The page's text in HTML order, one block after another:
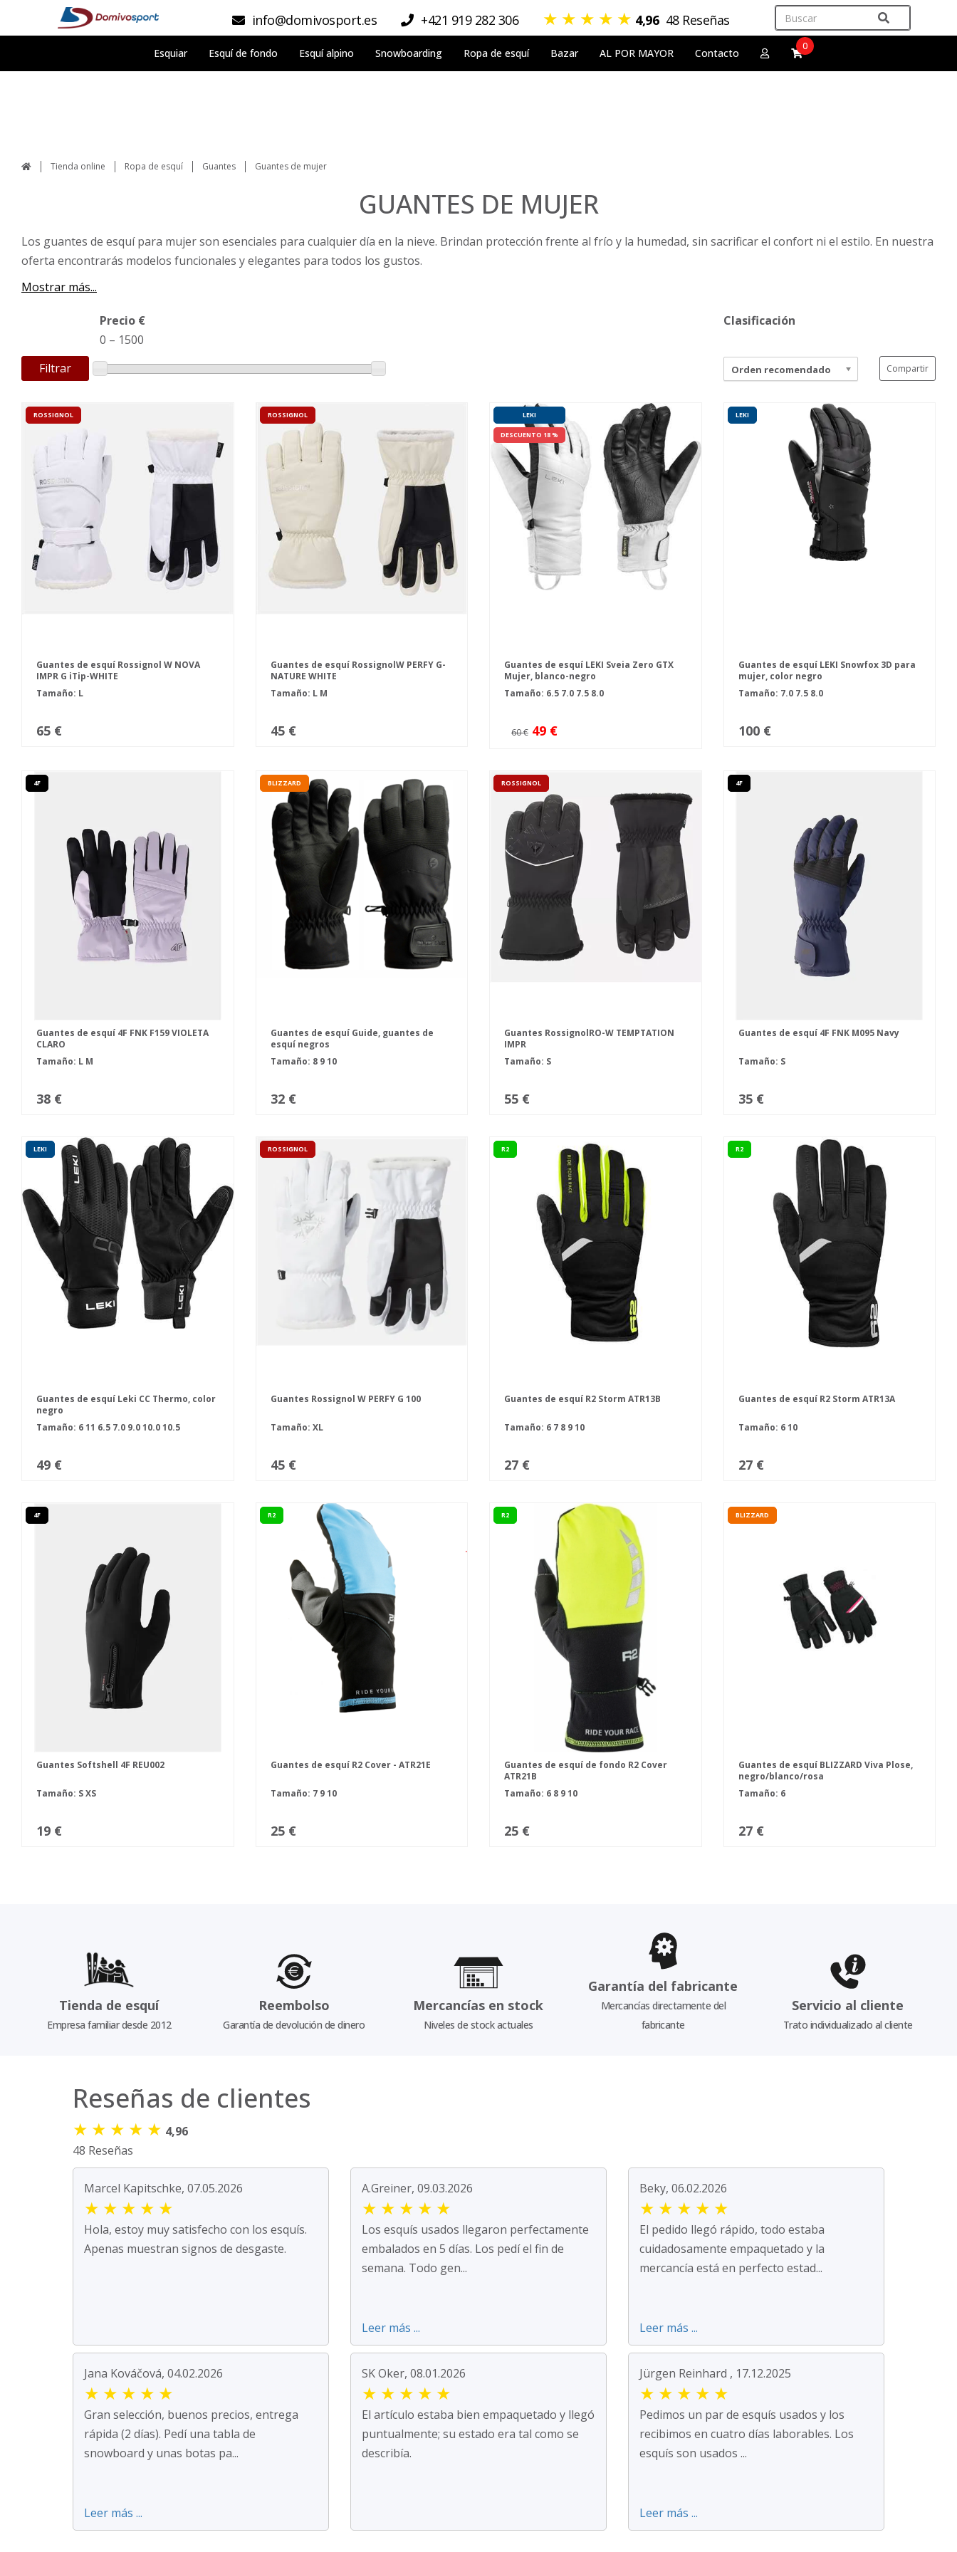
info@domivosport.es +421 919 282 306 ★ ★ ★ ★ ★ 4,96 48 Reseñas
Esquiar Esquí de fondo Esquí alpino Snowboarding Ropa de esquí Bazar AL POR MAYOR Contacto
0
Tienda online Ropa de esquí Guantes Guantes de mujer
GUANTES DE MUJER
Los guantes de esquí para mujer son esenciales para cualquier día en la nieve. Brindan protección frente al frío y la humedad, sin sacrificar el confort ni el estilo. En nuestra
oferta encontrarás modelos funcionales y elegantes para todos los gustos.
Mostrar más...
Filtrar
Precio €
0 – 1500
Clasificación
Orden recomendado Compartir
ROSSIGNOL
Guantes de esquí Rossignol W NOVA
IMPR G iTip-WHITE
Tamaño: L
65 €
ROSSIGNOL
Guantes de esquí RossignolW PERFY G-
NATURE WHITE
Tamaño: L M
45 €
LEKI
DESCUENTO 18 %
Guantes de esquí LEKI Sveia Zero GTX
Mujer, blanco-negro
Tamaño: 6.5 7.0 7.5 8.0
60 € 49 €
LEKI
Guantes de esquí LEKI Snowfox 3D para
mujer, color negro
Tamaño: 7.0 7.5 8.0
100 €
4F
Guantes de esquí 4F FNK F159 VIOLETA
CLARO
Tamaño: L M
38 €
BLIZZARD
Guantes de esquí Guide, guantes de
esquí negros
Tamaño: 8 910
32 €
ROSSIGNOL
Guantes RossignolRO-W TEMPTATION
IMPR
Tamaño: S
55 €
4F
Guantes de esquí 4F FNK M095 Navy
Tamaño: S
35 €
LEKI
Guantes de esquí Leki CC Thermo, color
negro
Tamaño: 611 6.5 7.0 9.010.010.5
49 €
ROSSIGNOL
Guantes Rossignol W PERFY G 100
Tamaño: XL
45 €
R2
Guantes de esquí R2 Storm ATR13B
Tamaño: 6 7 8 910
27 €
R2
Guantes de esquí R2 Storm ATR13A
Tamaño: 610
27 €
4F
Guantes Softshell 4F REU002
Tamaño: SXS
19 €
R2
Guantes de esquí R2 Cover - ATR21E
Tamaño: 7 910
25 €
R2
Guantes de esquí de fondo R2 Cover
ATR21B
Tamaño: 6 8 910
25 €
BLIZZARD
Guantes de esquí BLIZZARD Viva Plose,
negro/blanco/rosa
Tamaño: 6
27 €
Tienda de esquí
Empresa familiar desde 2012
Reembolso
Garantía de devolución de dinero
Mercancías en stock
Niveles de stock actuales
Garantía del fabricante
Mercancías directamente del
fabricante
Servicio al cliente
Trato individualizado al cliente
Reseñas de clientes
★ ★ ★ ★ ★ 4,96
48 Reseñas
Marcel Kapitschke, 07.05.2026
★ ★ ★ ★ ★
Hola, estoy muy satisfecho con los esquís.
Apenas muestran signos de desgaste.
A.Greiner, 09.03.2026
★ ★ ★ ★ ★
Los esquís usados llegaron perfectamente
embalados en 5 días. Los pedí el fin de
semana. Todo gen...
Leer más ...
Beky, 06.02.2026
★ ★ ★ ★ ★
El pedido llegó rápido, todo estaba
cuidadosamente empaquetado y la
mercancía está en perfecto estad...
Leer más ...
Jana Kováčová, 04.02.2026
★ ★ ★ ★ ★
Gran selección, buenos precios, entrega
rápida (2 días). Pedí una tabla de
snowboard y unas botas pa...
Leer más ...
SK Oker, 08.01.2026
★ ★ ★ ★ ★
El artículo estaba bien empaquetado y llegó
puntualmente; su estado era tal como se
describía.
Jürgen Reinhard , 17.12.2025
★ ★ ★ ★ ★
Pedimos un par de esquís usados y los
recibimos en cuatro días laborables. Los
esquís son usados ...
Leer más ...